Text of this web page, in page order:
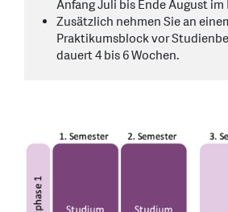
Anfang Juli bis Ende August im
Zusätzlich nehmen Sie an
Praktikumsblock vor
dauert 4 bis 6 Wochen.